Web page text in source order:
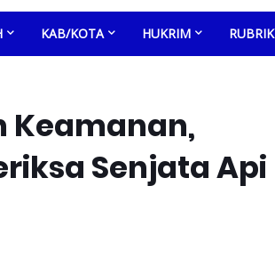
KAB/KOTA HUKRIM RUBRIK
Keamanan,
Senjata Api